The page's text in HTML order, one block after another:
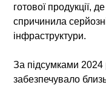
готової продукції,
спричинила
інфраструктури.
За підсумками 2024
забезпечувало